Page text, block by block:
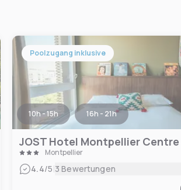
Poolzugang inklusive
10h - 15h 16h - 21h
JOST Hotel Montpellier
Montpellier
4.4/5|3 Bewertungen